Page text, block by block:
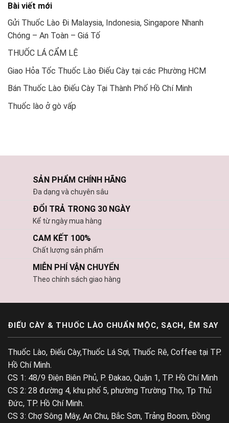
Bài viết mới
Gửi Thuốc Lào Đi Malaysia, Indonesia, Singapore Nhanh
Chóng – An Toàn – Giá Tố
THUỐC LÁ CẨM LỆ
Giao Hỏa Tốc Thuốc Lào Điếu Cày tại các Phường HCM
Bán Thuốc Lào Điếu Cày Tại Thành Phố Hồ Chí Minh
Thuốc lào ở gò vấp
SẢN PHẨM CHÍNH HÃNG
Đa dạng và chuyên sâu
ĐỔI TRẢ TRONG 30 NGÀY
Kể từ ngày mua hàng
CAM KẾT 100%
Chất lượng sản phẩm
MIỄN PHÍ VẬN CHUYỂN
Theo chính sách giao hàng
ĐIẾU CÀY & THUỐC LÀO CHUẨN MỘC, SẠCH, ÊM SAY
Thuốc Lào, Điếu Cày,Thuốc Lá Sợi, Thuốc Rê, Coffee tại TP.
Hồ Chí Minh.
CS 1: 48/9 Điện Biên Phủ, P. Đakao, Quận 1, TP. Hồ Chí Minh
CS 2: 28 đường 4, khu phố 5, phường Trường Thọ, Tp Thủ
Đức, TP. Hồ Chí Minh.
CS 3: Chợ Sông Mây, An Chu, Bắc Sơn, Trảng Boom, Đồng